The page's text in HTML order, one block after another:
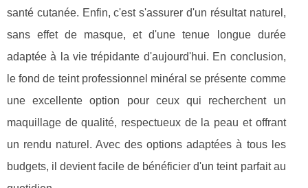
santé cutanée. Enfin, c'est s'assurer d'un résultat naturel,
sans effet de masque, et d'une tenue longue durée
adaptée à la vie trépidante d'aujourd'hui. En conclusion,
le fond de teint professionnel minéral se présente comme
une excellente option pour ceux qui recherchent un
maquillage de qualité, respectueux de la peau et offrant
un rendu naturel. Avec des options adaptées à tous les
budgets, il devient facile de bénéficier d'un teint parfait au